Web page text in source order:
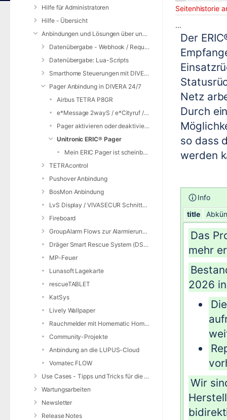
Hilfe für Administratoren
Hilfe - Übersicht
Anbindungen und Lösungen über unsere Web-Schnittstelle (REST-API)
Datenübergabe - Webhook / Request Service
Datenübergabe: Lua-Scripts
Smarthome Steuerungen mit DIVERA 24/7
Pager Anbindung in DIVERA 24/7
Airbus TETRA P8GR
e*Message 2wayS / e*Cityruf / e*BOS
Pager aktivieren oder deaktivieren
Unitronic ERIC® Pager
Mein ERIC Pager ist scheinbar defekt, was muss ich machen?
TETRAcontrol
Pushover Anbindung
BosMon Anbindung
LvS Display / VIVASECUR Schnittstelle
Fireboard
GroupAlarm Flows zur Alarmierung nutzen
Dräger Smart Rescue System (DSRS)
MP-Feuer
Lunasoft Lagekarte
rescueTABLET
KatSys
Lively Wallpaper
Rauchmelder mit Homematic Home Control Unit und openCCU
Community-Projekte
Anbindung an die LUPUS-Cloud
Vomatec FLOW
Use Cases - Tipps und Tricks für die Anwendung von DIVERA 24/7
Wartungsarbeiten
Newsletter
Release Notes
Seitenhistorie
...
Der
Netz
Durch
so dass
werden
Info
title
Das
mehr
2026
Wir